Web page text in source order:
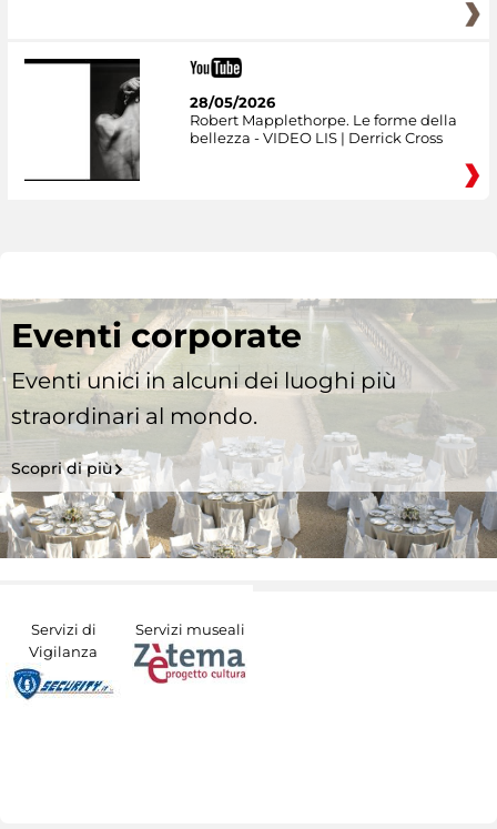
28/05/2026
Robert Mapplethorpe. Le forme della
bellezza - VIDEO LIS | Derrick Cross
Eventi corporate
Eventi unici in alcuni dei luoghi più
straordinari al mondo.
Scopri di più
Servizi di
Vigilanza
Servizi museali